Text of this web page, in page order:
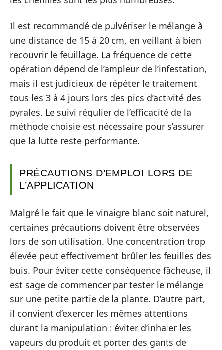
Il est recommandé de pulvériser le mélange à
une distance de 15 à 20 cm, en veillant à bien
recouvrir le feuillage. La fréquence de cette
opération dépend de l’ampleur de l’infestation,
mais il est judicieux de répéter le traitement
tous les 3 à 4 jours lors des pics d’activité des
pyrales. Le suivi régulier de l’efficacité de la
méthode choisie est nécessaire pour s’assurer
que la lutte reste performante.
PRÉCAUTIONS D’EMPLOI LORS DE
L’APPLICATION
Malgré le fait que le vinaigre blanc soit naturel,
certaines précautions doivent être observées
lors de son utilisation. Une concentration trop
élevée peut effectivement brûler les feuilles des
buis. Pour éviter cette conséquence fâcheuse, il
est sage de commencer par tester le mélange
sur une petite partie de la plante. D’autre part,
il convient d’exercer les mêmes attentions
durant la manipulation : éviter d’inhaler les
vapeurs du produit et porter des gants de